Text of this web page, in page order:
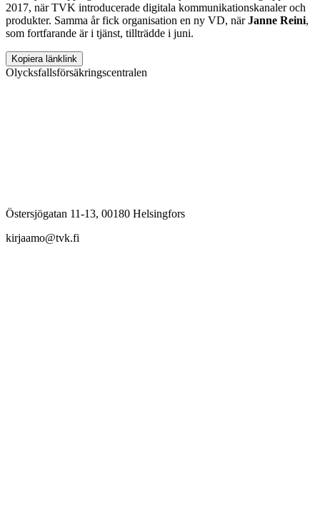
2017, när TVK introducerade digitala kommunikationskanaler och
produkter. Samma år fick organisation en ny VD, närJanne Reini,
som fortfarande är i tjänst, tillträdde i juni.
Kopiera länklink
Olycksfallsförsäkringscentralen
Östersjögatan 11-13, 00180 Helsingfors
kirjaamo@tvk.fi